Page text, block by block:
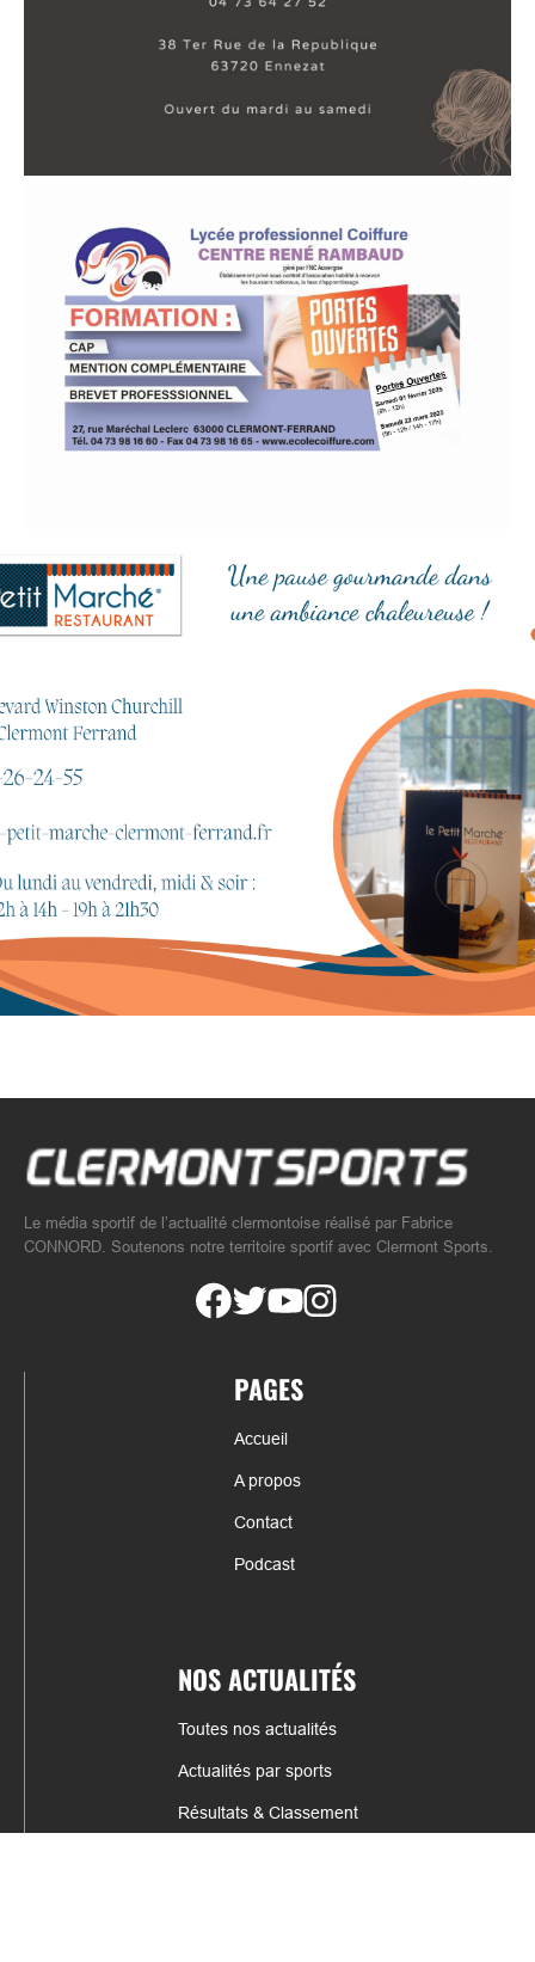
Le média sportif de l’actualité clermontoise réalisé par Fabrice
CONNORD. Soutenons notre territoire sportif avec Clermont Sports.
PAGES
Accueil
A propos
Contact
Podcast
NOS ACTUALITÉS
Toutes nos actualités
Actualités par sports
Résultats & Classement